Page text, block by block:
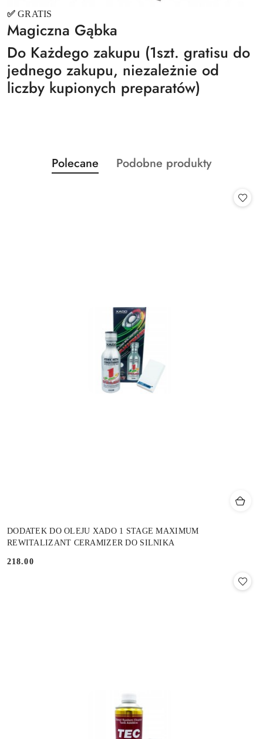
✅GRATIS
Magiczna Gąbka
Do Każdego zakupu (1szt. gratisu do
jednego zakupu, niezależnie od
liczby kupionych preparatów)
Pomiń karuzelę produktów
Produkty
o
Polecane
Produkty
Podobne produkty
DODATEK DO OLEJU XADO 1 STAGE MAXIMUM
REWITALIZANT CERAMIZER DO SILNIKA
Cena:
218.00